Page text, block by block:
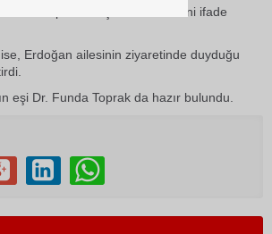
Vali Toprak’a teşekkür ettiklerini ifade
Erdoğan ailesinin ziyaretinde duyduğu
eşi Dr. Funda Toprak da hazır bulundu.